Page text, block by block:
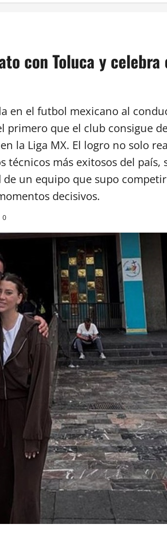
con Toluca y celebra
en el futbol mexicano al
primero que el club consigue
la Liga MX. El logro no solo
técnicos más exitosos del país,
un equipo que supo
decisivos.
0